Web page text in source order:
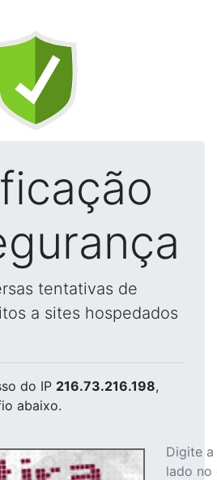
tentativas de
a sites hospedados
do IP 216.73.216.198,
abaixo.
Digite
lado no